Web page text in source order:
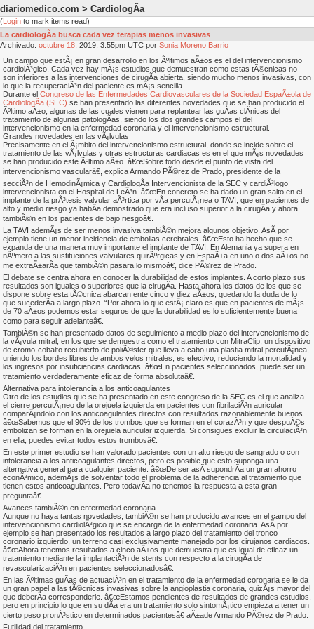
diariomedico.com > CardiologÃ­a
(Login to mark items read)
La cardiologÃ­a busca cada vez terapias menos invasivas
Archivado: octubre 18 , 2019, 3:55pm UTC por Sonia Moreno Barrio
Un campo que estÃ¡ en gran desarrollo en los Ãºltimos aÃ±os es el del intervencionismo
cardiolÃ³gico. Cada vez hay mÃ¡s estudios que demuestran como estas tÃ©cnicas no
son inferiores a las intervenciones de cirugÃ­a abierta, siendo mucho menos invasivas, con
lo que la recuperaciÃ³n del paciente es mÃ¡s sencilla.
Durante el Congreso de las Enfermedades Cardiovasculares de la Sociedad EspaÃ±ola de
CardiologÃ­a (SEC) se han presentado las diferentes novedades que se han producido el
Ãºltimo aÃ±o, algunas de las cuales vienen para replantear las guÃ­as clÃ­nicas del
tratamiento de algunas patologÃ­as, siendo los dos grandes campos el del
intervencionismo en la enfermedad coronaria y el intervencionismo estructural.
Grandes novedades en las vÃ¡lvulas
Precisamente en el Ã¡mbito del intervencionismo estructural, donde se incide sobre el
tratamiento de las vÃ¡lvulas y otras estructuras cardiacas es en el que mÃ¡s novedades
se han producido este Ãºltimo aÃ±o. â€œSobre todo desde el punto de vista del
intervencionismo vascularâ€, explica Armando PÃ©rez de Prado, presidente de la
secciÃ³n de HemodinÃ¡mica y CardiologÃ­a Intervencionista de la SEC y cardiÃ³logo
intervencionista en el Hospital de LeÃ³n. â€œEn concreto se ha dado un gran salto en el
implante de la prÃ³tesis valvular aÃ³rtica por vÃ­a percutÃ¡nea o TAVI, que en pacientes de
alto y medio riesgo ya habÃ­a demostrado que era incluso superior a la cirugÃ­a y ahora
tambiÃ©n en los pacientes de bajo riesgoâ€.
La TAVI ademÃ¡s de ser menos invasiva tambiÃ©n mejora algunos objetivo. AsÃ­ por
ejemplo tiene un menor incidencia de embolias cerebrales. â€œEsto ha hecho que se
expanda de una manera muy importante el implante de TAVI. En Alemania ya supera en
nÃºmero a las sustituciones valvulares quirÃºrgicas y en EspaÃ±a en uno o dos aÃ±os no
me extraÃ±arÃ­a que tambiÃ©n pasara lo mismoâ€, dice PÃ©rez de Prado.
El debate se centra ahora en conocer la durabilidad de estos implantes. A corto plazo sus
resultados son iguales o superiores que la cirugÃ­a. Hasta ahora los datos de los que se
dispone sobre esta tÃ©cnica abarcan ente cinco y diez aÃ±os, quedando la duda de lo
que sucederÃ­a a largo plazo. “Por ahora lo que estÃ¡ claro es que en pacientes de mÃ¡s
de 70 aÃ±os podemos estar seguros de que la durabilidad es lo suficientemente buena
como para seguir adelanteâ€.
TambiÃ©n se han presentado datos de seguimiento a medio plazo del intervencionismo de
la vÃ¡vula mitral, en los que se demuestra como el tratamiento con MitraClip, un dispositivo
de cromo-cobalto recubierto de poliÃ©ster que lleva a cabo una plastia mitral percutÃ¡nea,
uniendo los bordes libres de ambos velos mitrales, es efectivo, reduciendo la mortalidad y
los ingresos por insuficiencias cardiacas. â€œEn pacientes seleccionados, puede ser un
tratamiento verdaderamente eficaz de forma absolutaâ€.
Alternativa para intolerancia a los anticoagulantes
Otro de los estudios que se ha presentado en este congreso de la SEC es el que analiza
el cierre percutÃ¡neo de la orejuela izquierda en pacientes con fibrilaciÃ³n auricular
comparÃ¡ndolo con los anticoagulantes directos con resultados razonablemente buenos.
â€œSabemos que el 90% de los trombos que se forman en el corazÃ³n y que despuÃ©s
embolizan se forman en la orejuela auricular izquierda. Si consigues excluir la circulaciÃ³n
en ella, puedes evitar todos estos trombosâ€.
En este primer estudio se han valorado pacientes con un alto riesgo de sangrado o con
intolerancia a los anticoagulantes directos, pero es posible que esto suponga una
alternativa general para cualquier paciente. â€œDe ser asÃ­ supondrÃ­a un gran ahorro
econÃ³mico, ademÃ¡s de solventar todo el problema de la adherencia al tratamiento que
tienen estos anticoagulantes. Pero todavÃ­a no tenemos la respuesta a esta gran
preguntaâ€.
Avances tambiÃ©n en enfermedad coronaria
Aunque no haya tantas novedades, tambiÃ©n se han producido avances en el campo del
intervencionismo cardiolÃ³gico que se encarga de la enfermedad coronaria. AsÃ­ por
ejemplo se han presentado los resultados a largo plazo del tratamiento del tronco
coronario izquierdo, un terreno casi exclusivamente manejado por los cirujanos cardiacos.
â€œAhora tenemos resultados a cinco aÃ±os que demuestra que es igual de eficaz un
tratamiento mediante la implantaciÃ³n de stents con respecto a la cirugÃ­a de
revascularizaciÃ³n en pacientes seleccionadosâ€.
En las Ãºltimas guÃ­as de actuaciÃ³n en el tratamiento de la enfermedad coronaria se le da
un gran papel a las tÃ©cnicas invasivas sobre la angioplastia coronaria, quizÃ¡s mayor del
que deberÃ­a corresponderle. â€œEstamos pendientes de resultados de grandes estudios,
pero en principio lo que en su dÃ­a era un tratamiento solo sintomÃ¡tico empieza a tener un
cierto peso pronÃ³stico en determinados pacientesâ€ aÃ±ade Armando PÃ©rez de Prado.
Futilidad del tratamiento